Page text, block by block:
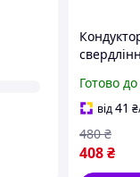
Готово
від41 ₴
408₴
480 ₴